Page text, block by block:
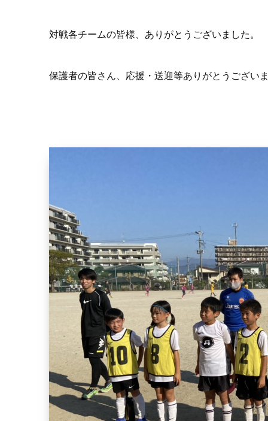
対戦各チームの皆様、ありがとうございました。
保護者の皆さん、応援・送迎等ありがとうござい